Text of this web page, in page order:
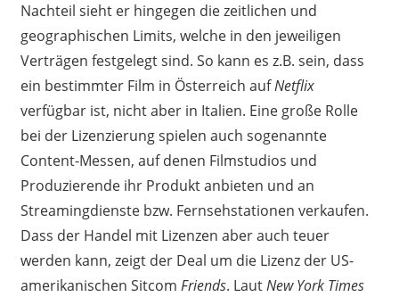
Nachteil sieht er hingegen die zeitlichen und
geographischen Limits, welche in den jeweiligen
Verträgen festgelegt sind. So kann es z.B. sein, dass
ein bestimmter Film in Österreich aufNetflix
verfügbar ist, nicht aber in Italien. Eine große Rolle
bei der Lizenzierung spielen auch sogenannte
Content-Messen, auf denen Filmstudios und
Produzierende ihr Produkt anbieten und an
Streamingdienste bzw. Fernsehstationen verkaufen.
Dass der Handel mit Lizenzen aber auch teuer
werden kann, zeigt der Deal um die Lizenz der US-
amerikanischen Sitcom Friends. LautNew York Times